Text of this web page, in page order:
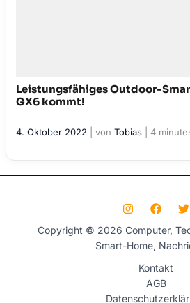
Leistungsfähiges Outdoor-
GX6 kommt!
4. Oktober 2022 | von Tobias 4
Copyright © 2026 Computer,
Smart-Home,
Kontakt
AGB